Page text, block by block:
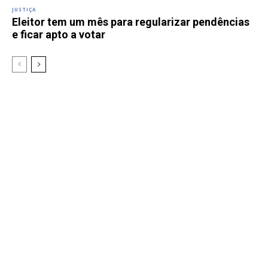
JUSTIÇA
Eleitor tem um mês para regularizar pendências
e ficar apto a votar